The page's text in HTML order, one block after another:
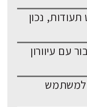
נכון
עם עיוורון
למשתמש